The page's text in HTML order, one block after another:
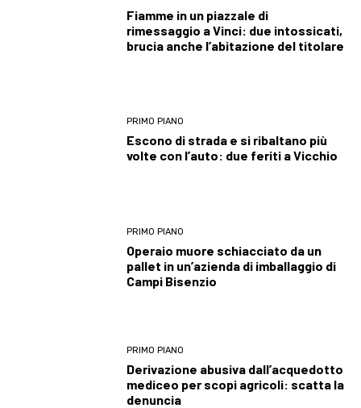
Fiamme in un piazzale di
rimessaggio a Vinci: due intossicati,
brucia anche l’abitazione del titolare
PRIMO PIANO
Escono di strada e si ribaltano più
volte con l’auto: due feriti a Vicchio
PRIMO PIANO
Operaio muore schiacciato da un
pallet in un’azienda di imballaggio di
Campi Bisenzio
PRIMO PIANO
Derivazione abusiva dall’acquedotto
mediceo per scopi agricoli: scatta la
denuncia